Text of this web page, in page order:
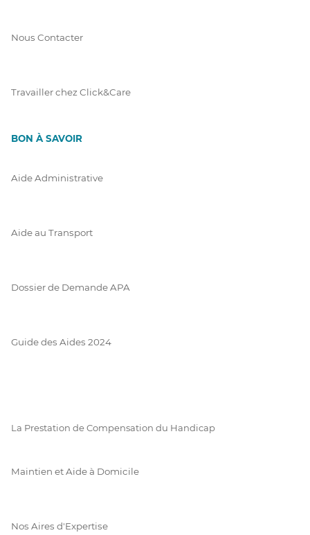
Nous Contacter
Travailler chez Click&Care
BON À SAVOIR
Aide Administrative
Aide au Transport
Dossier de Demande APA
Guide des Aides 2024
La Prestation de Compensation du Handicap
Maintien et Aide à Domicile
Nos Aires d'Expertise